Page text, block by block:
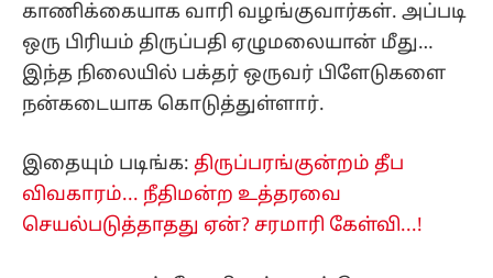
காணிக்கையாக வாரி வழங்குவார்கள். அப்படி
ஒரு பிரியம் திருப்பதி ஏழுமலையான் மீது…
இந்த நிலையில் பக்தர் ஒருவர் பிளேடுகளை
நன்கடையாக கொடுத்துள்ளார்.
இதையும் படிங்க: திருப்பரங்குன்றம் தீப
விவகாரம்... நீதிமன்ற உத்தரவை
செயல்படுத்தாதது ஏன்? சரமாரி கேள்வி...!